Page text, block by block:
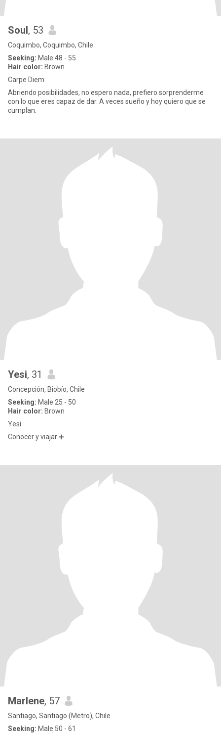
Soul, 53
Coquimbo, Coquimbo, Chile
Seeking: Male 48 - 55
Hair color: Brown
Carpe Diem
Abriendo posibilidades, no espero nada, prefiero sorprenderme
con lo que eres capaz de dar. A veces sueño y hoy quiero que se
cumplan.
Yesi, 31
Concepción, Biobío, Chile
Seeking: Male 25 - 50
Hair color: Brown
Yesi
Conocer y viajar ➕️
Marlene, 57
Santiago, Santiago (Metro), Chile
Seeking: Male 50 - 61